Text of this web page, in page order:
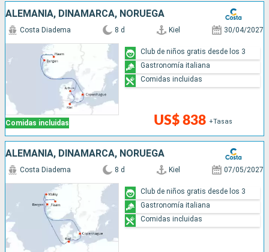
ALEMANIA, DINAMARCA, NORUEGA
Comidas incluidas
Costa Diadema 8 d Kiel 30/04/2027
US$ 838 +Tasas
Club de niños gratis desde los 3
Gastronomía italiana
Comidas incluidas
ALEMANIA, DINAMARCA, NORUEGA
Costa Diadema 8 d Kiel 07/05/2027
Club de niños gratis desde los 3
Gastronomía italiana
Comidas incluidas